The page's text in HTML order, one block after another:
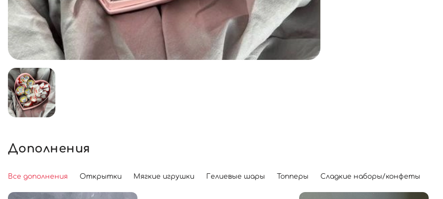
Дополнения
Все дополнения Открытки Мягкие игрушки Гелиевые шары Топперы Сладкие наборы/конфеты